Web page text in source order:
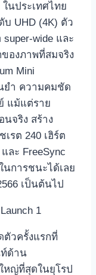
นประเทศไทย
UHD (4K) ตัว
wide และ
องภาพที่สมจริง
Mini
ยำ ความคมชัด
แม้แต่ราย
นจริง สร้าง
รต 240 เฮิร์ต
ละ FreeSync
นการชนะได้เลย
เป็นต้นไป
ตัวครั้งแรกที่
ท์ด้าน
หญ่ที่สุดในยุโรป